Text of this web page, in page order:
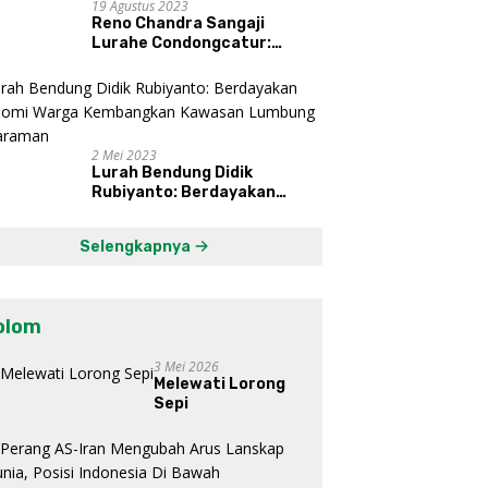
19 Agustus 2023
Reno Chandra Sangaji
Lurahe Condongcatur:
Proses, Dengarkan Suara
Masyarakat, dan Syukuri
Hasil
2 Mei 2023
Lurah Bendung Didik
Rubiyanto: Berdayakan
Mataraman
Selengkapnya
3 Mei 2026
Melewati Lorong
Sepi